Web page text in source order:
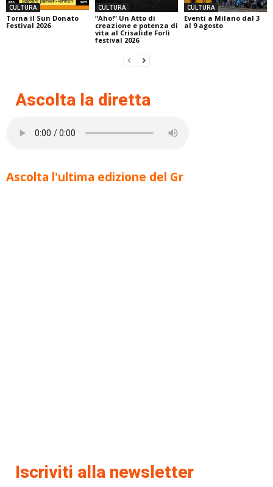
CULTURA
Torna il Sun Donato
Festival 2026
CULTURA
“Aho!” Un Atto di
creazione e potenza di
vita al Crisalide Forlì
festival 2026
CULTURA
Eventi a Milano dal 3
al 9 agosto
Ascolta la diretta
Ascolta l'ultima edizione del Gr
Iscriviti alla newsletter